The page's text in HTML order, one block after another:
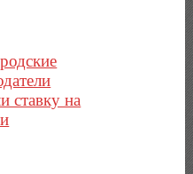
ставку на